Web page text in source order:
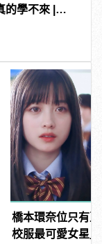
學不來 |
橋本環奈位只有
校服最可愛女星